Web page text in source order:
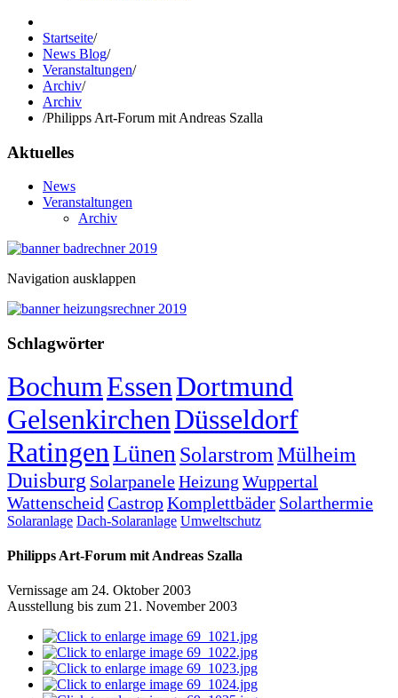
Startseite/
News Blog/
Veranstaltungen/
Archiv/
Archiv
/Philipps Art-Forum mit Andreas Szalla
Aktuelles
News
Veranstaltungen
Archiv
Navigation ausklappen
Schlagwörter
BochumEssenDortmund
GelsenkirchenDüsseldorf
RatingenLünen Solarstrom Mülheim
Duisburg SolarpaneleHeizung Wuppertal
Wattenscheid CastropKomplettbäder Solarthermie
Solaranlage Dach-Solaranlage Umweltschutz
Philipps Art-Forum mit Andreas Szalla
Vernissage am 24. Oktober 2003
Ausstellung bis zum 21. November 2003